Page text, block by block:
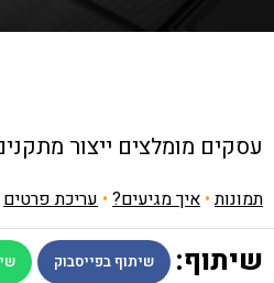
עסקים מומלצים ייצור
תמונות• איך מגיעים? • עריכת פרטים
שיתוף: שיתוף בפייסבוק